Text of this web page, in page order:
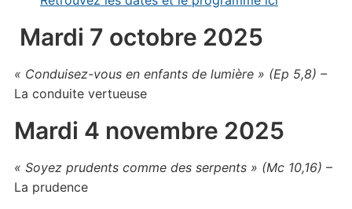
Mardi 7 octobre 2025
« Conduisez-vous en enfants de lumière » (Ep 5,8) –
La conduite vertueuse
Mardi 4 novembre 2025
« Soyez prudents comme des serpents » (Mc 10,16) –
La prudence